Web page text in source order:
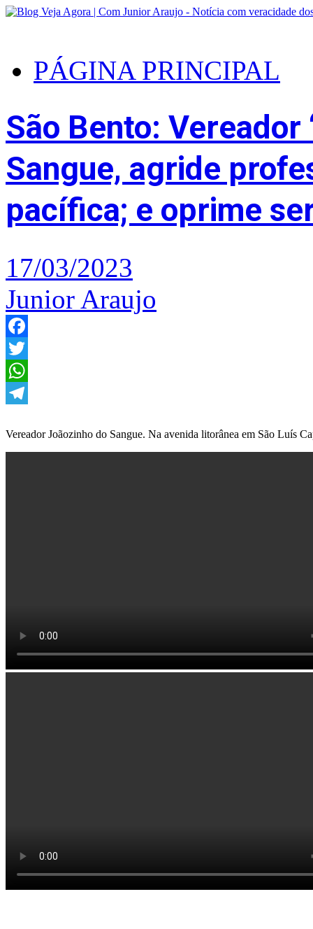
PÁGINA PRINCIPAL
São Bento: Vereador
Sangue, agride
pacífica; e oprime
17/03/2023
Junior Araujo
Facebook
Twitter
WhatsApp
Vereador Joãozinho do Sangue. Na avenida litorânea em São Luís